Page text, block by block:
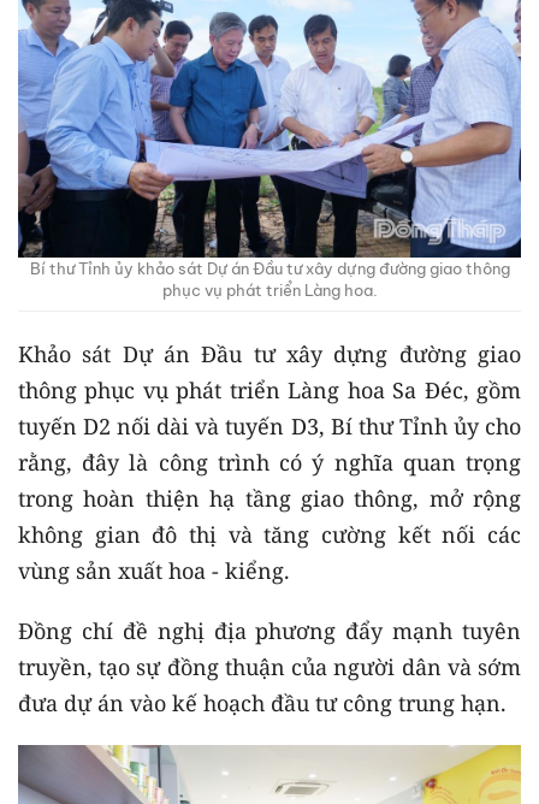
Bí thư Tỉnh ủy khảo sát Dự án Đầu tư xây dựng đường giao thông
phục vụ phát triển Làng hoa.
Khảo sát Dự án Đầu tư xây dựng đường giao
thông phục vụ phát triển Làng hoa Sa Đéc, gồm
tuyến D2 nối dài và tuyến D3, Bí thư Tỉnh ủy cho
rằng, đây là công trình có ý nghĩa quan trọng
trong hoàn thiện hạ tầng giao thông, mở rộng
không gian đô thị và tăng cường kết nối các
vùng sản xuất hoa - kiểng.
Đồng chí đề nghị địa phương đẩy mạnh tuyên
truyền, tạo sự đồng thuận của người dân và sớm
đưa dự án vào kế hoạch đầu tư công trung hạn.